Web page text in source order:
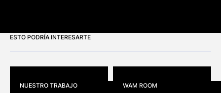
ESTO PODRÍA INTERESARTE
NUESTRO TRABAJO WAM ROOM